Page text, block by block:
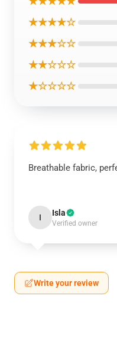
★★★★☆
★★★☆☆
★★☆☆☆
★☆☆☆☆
Breathable fabric,
I Isla
Verified owner
Write your review